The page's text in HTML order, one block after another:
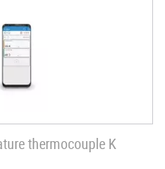
thermocouple K